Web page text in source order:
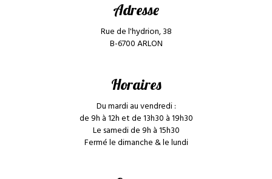
Adresse
Rue de l'hydrion, 38
B-6700 ARLON
Horaires
Du mardi au vendredi :
de 9h à 12h et de 13h30 à 19h30
Le samedi de 9h à 15h30
Fermé le dimanche & le lundi